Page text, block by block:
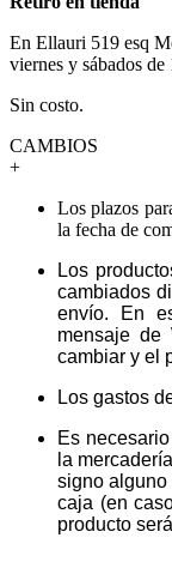
En Ellauri 519 esq
viernes y sábados de
Sin costo.
CAMBIOS
+
Los plazos
la fecha de
Los
cambiados
envío. En
mensaje de
cambiar y el
Los gastos
Es
la
signo alguno
caja (en
producto